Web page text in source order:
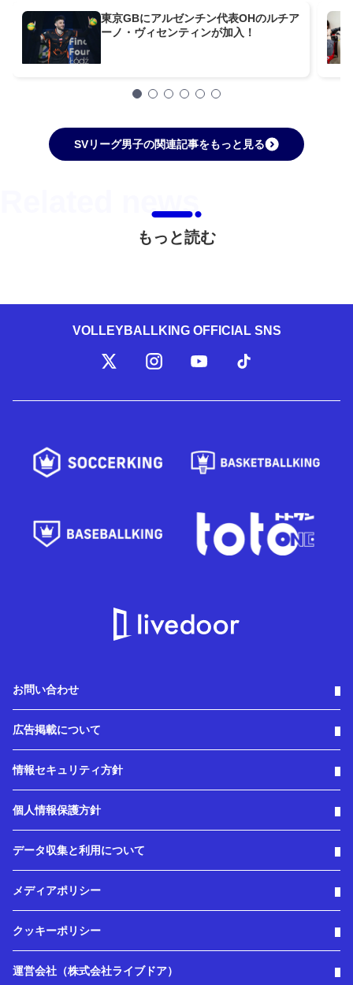
東京GBにアルゼンチン代表OHのルチア
ーノ・ヴィセンティンが加入！
SVリーグ男子の関連記事をもっと見る
もっと読む
VOLLEYBALLKING OFFICIAL SNS
お問い合わせ
広告掲載について
情報セキュリティ方針
個人情報保護方針
データ収集と利用について
メディアポリシー
クッキーポリシー
運営会社（株式会社ライブドア）